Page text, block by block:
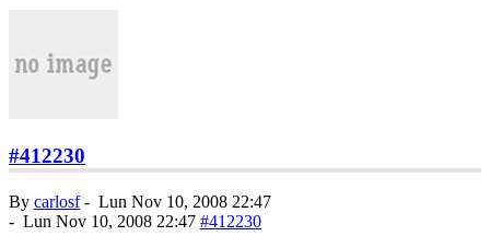
#412230
By carlosf- Lun Nov 10, 2008 22:47
- Lun Nov 10, 2008 22:47 #412230